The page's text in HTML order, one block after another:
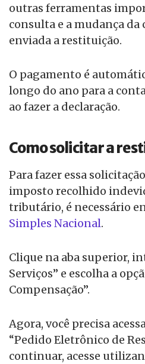
outras ferramentas
consulta e a mudança da
enviada a restituição.
O pagamento é
longo do ano para a
ao fazer a declaração.
Como solicitar a
Para fazer essa
imposto recolhido
tributário, é necessário
Simples Nacional.
Clique na aba superior,
Serviços” e escolha a
Compensação”.
Agora, você precisa
“Pedido Eletrônico de
continuar, acesse